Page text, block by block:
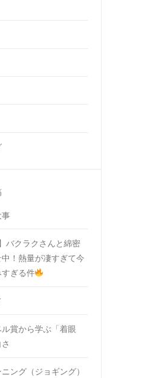
事
バクラクさんと綿密
！熱量が凄すぎて今
ぎる件
賞から学ぶ「着眼
ング（ジョギング）